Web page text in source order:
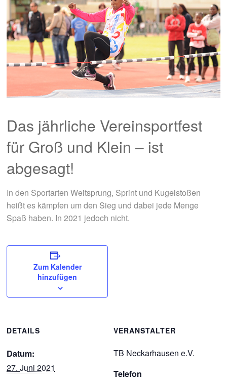
Das jährliche Vereinsportfest
für Groß und Klein – ist
abgesagt!
In den Sportarten Weitsprung, Sprint und Kugelstoßen
heißt es kämpfen um den Sieg und dabei jede Menge
Spaß haben. In 2021 jedoch nicht.
Zum Kalender
hinzufügen
DETAILS
Datum:
27. Juni 2021
VERANSTALTER
TB Neckarhausen e.V.
Telefon